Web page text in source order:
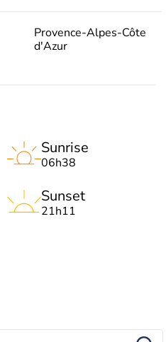
Provence-Alpes-Côte
d'Azur
Sunrise
06h38
Sunset
21h11